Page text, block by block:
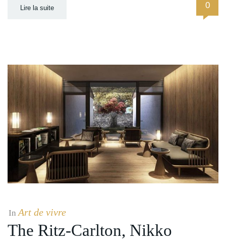
Lire la suite 0
InArt de vivre
The Ritz-Carlton, Nikko